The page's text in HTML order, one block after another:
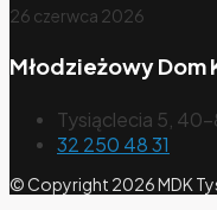
26 czerwca 2026
Młodzieżowy Dom
Tysiąclecia 5,
32 250 48 31
© Copyright 2026 MDK